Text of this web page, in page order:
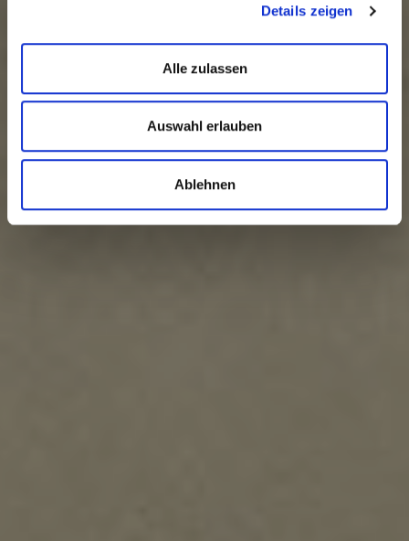
Details zeigen
Alle zulassen
Auswahl erlauben
Ablehnen